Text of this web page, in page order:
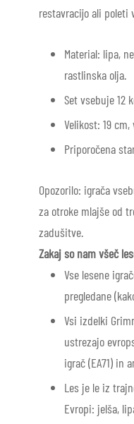
restavracijo ali poleti
Material: lipa,
rastlinska olja.
Set vsebuje 12
Velikost: 19
Priporočena
Opozorilo: igrača
za otroke mlajše od
zadušitve.
Zakaj so nam všeč
Vse lesene
pregledane
Vsi izdelki
ustrezajo
igrač (EA71) in
Les je le iz
Evropi: jelša,